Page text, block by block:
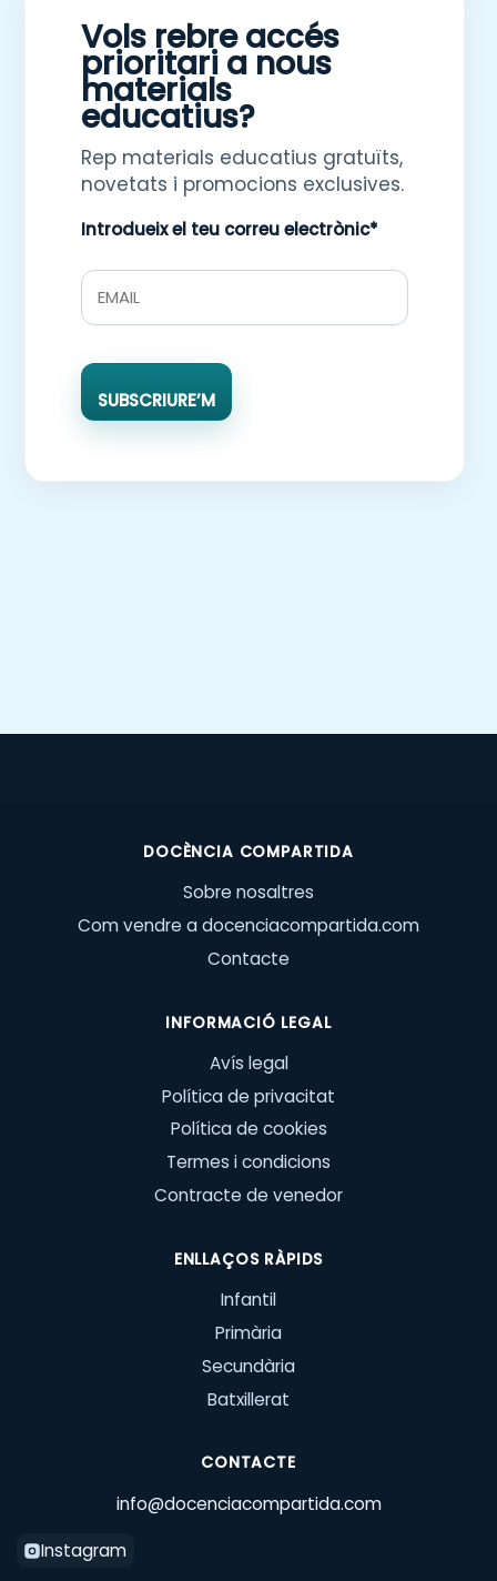
Vols rebre accés
prioritari a nous
materials
educatius?
Rep materials educatius gratuïts,
novetats i promocions exclusives.
Introdueix el teu correu electrònic*
SUBSCRIURE’M
DOCÈNCIA COMPARTIDA
Sobre nosaltres
Com vendre a docenciacompartida.com
Contacte
INFORMACIÓ LEGAL
Avís legal
Política de privacitat
Política de cookies
Termes i condicions
Contracte de venedor
ENLLAÇOS RÀPIDS
Infantil
Primària
Secundària
Batxillerat
CONTACTE
info@docenciacompartida.com
Instagram